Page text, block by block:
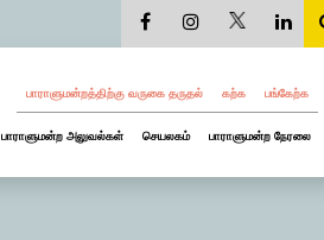
பாராளுமன்றத்திற்கு வருகை தருதல் கற்க பங்கேற்க
பாராளுமன்ற அலுவல்கள் செயலகம் பாராளுமன்ற நேரலை